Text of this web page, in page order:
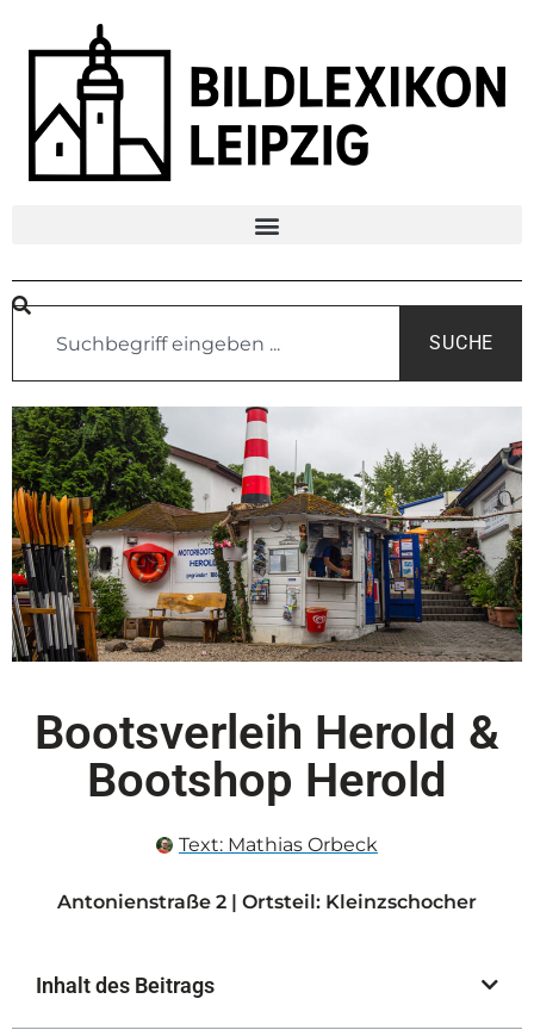
SUCHE
Bootsverleih Herold &
Bootshop Herold
Text: Mathias Orbeck
Antonienstraße 2 | Ortsteil: Kleinzschocher
Inhalt des Beitrags